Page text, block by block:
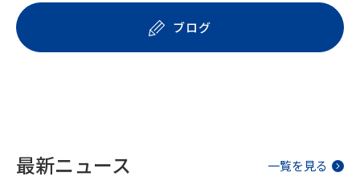
ブログ
最新ニュース 一覧を見る